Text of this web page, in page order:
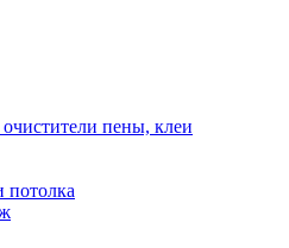
пены, клеи
потолка